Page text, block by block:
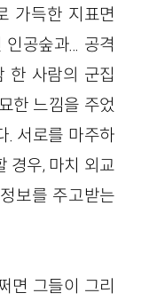
가득한 지표면
공숲과... 공격
한 사람의 군집
한 느낌을 주었
. 서로를 마주하
경우, 마치 외교
보를 주고받는
면 그들이 그리